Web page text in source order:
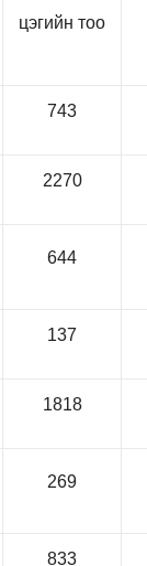
цэгийн тоо
743
2270
644
137
1818
269
833